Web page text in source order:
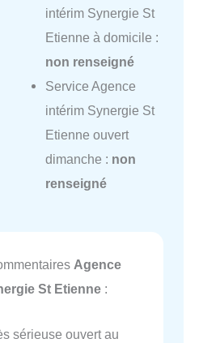
intérim Synergie St
Etienne à domicile :
non renseigné
Service Agence
intérim Synergie St
Etienne ouvert
dimanche : non
renseigné
Agence
St Etienne :
sérieuse ouvert au